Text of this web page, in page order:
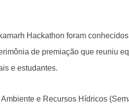
Hackathon foram
de premiação que reuniu
e estudantes.
e Recursos Hídricos